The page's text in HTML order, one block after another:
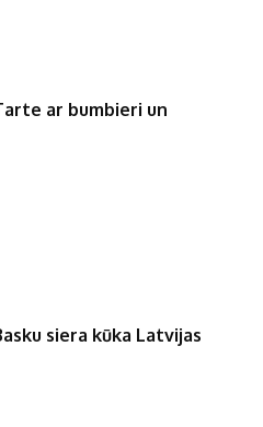
ar bumbieri un
siera kūka Latvijas